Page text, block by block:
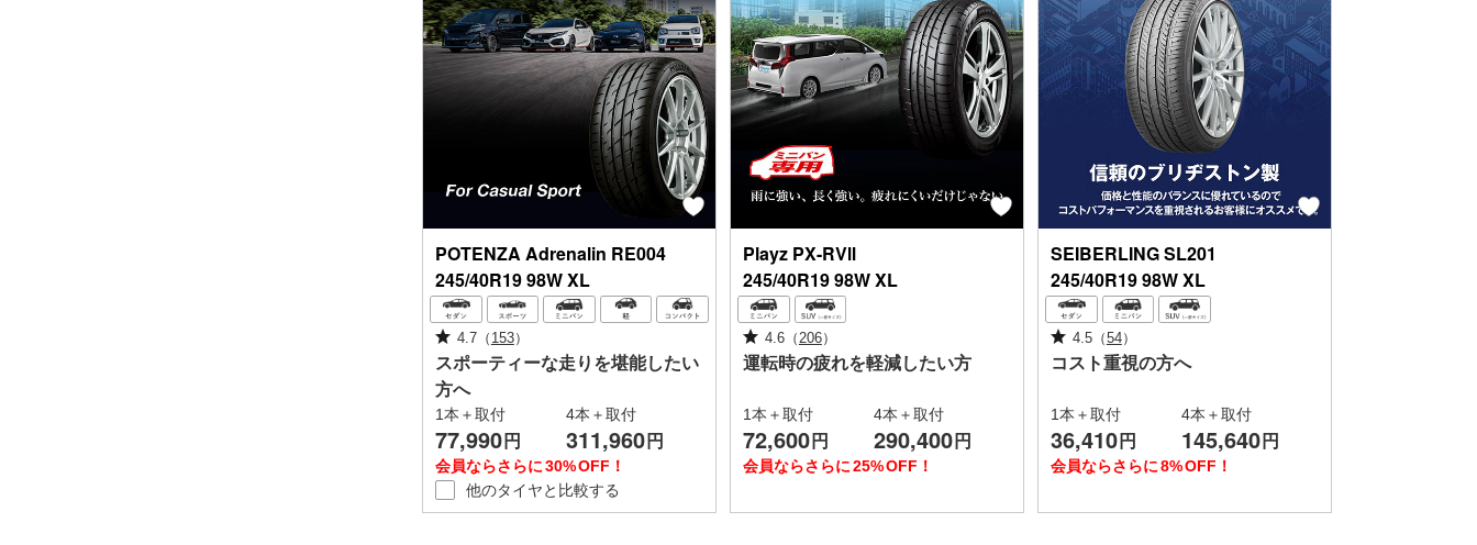
POTENZA Adrenalin RE004
245/40R19 98W XL
4.7（ 153）
スポーティーな走りを堪能したい
方へ
1本＋取付
77,990 円
4本＋取付
311,960 円
会員ならさらに30%OFF！
他のタイヤと 比較する
Playz PX-RVⅡ
245/40R19 98W XL
4.6（ 206）
運転時の疲れを軽減したい方
1本＋取付
72,600 円
4本＋取付
290,400 円
会員ならさらに25%OFF！
SEIBERLINGSL201
245/40R19 98W XL
4.5（54）
コスト重視の方へ
1本＋取付
36,410 円
4本＋取付
145,640 円
会員ならさらに8%OFF！